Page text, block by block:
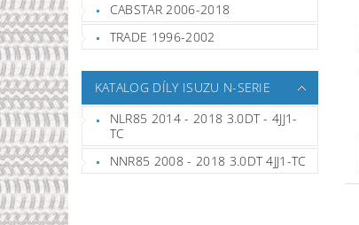
CABSTAR 2006-2018
TRADE 1996-2002
KATALOG DÍLY ISUZU N-SERIE
NLR85 2014 - 2018 3.0DT - 4JJ1-
TC
NNR85 2008 - 2018 3.0DT 4JJ1-TC